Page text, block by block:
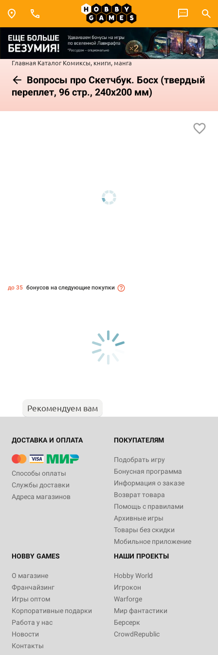
Главная Каталог Комиксы, книги, манга
Вопросы про Скетчбук. Босх (твердый
переплет, 96 стр., 240х200 мм)
до 35 бонусов на следующие покупки
Рекомендуем вам
ДОСТАВКА И ОПЛАТА
Способы оплаты
Службы доставки
Адреса магазинов
ПОКУПАТЕЛЯМ
Подобрать игру
Бонусная программа
Информация о заказе
Возврат товара
Помощь с правилами
Архивные игры
Товары без скидки
Мобильное приложение
HOBBY GAMES
О магазине
Франчайзинг
Игры оптом
Корпоративные подарки
Работа у нас
Новости
Контакты
НАШИ ПРОЕКТЫ
Hobby World
Игрокон
Warforge
Мир фантастики
Берсерк
CrowdRepublic